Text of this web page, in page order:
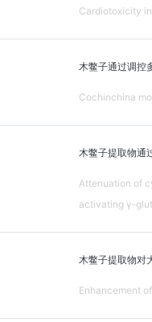
Cardiotoxicity
木鳖子通过调控
Cochinchina
木鳖子提取物通
Attenuation of
activating γ-
木鳖子提取物对
Enhancement